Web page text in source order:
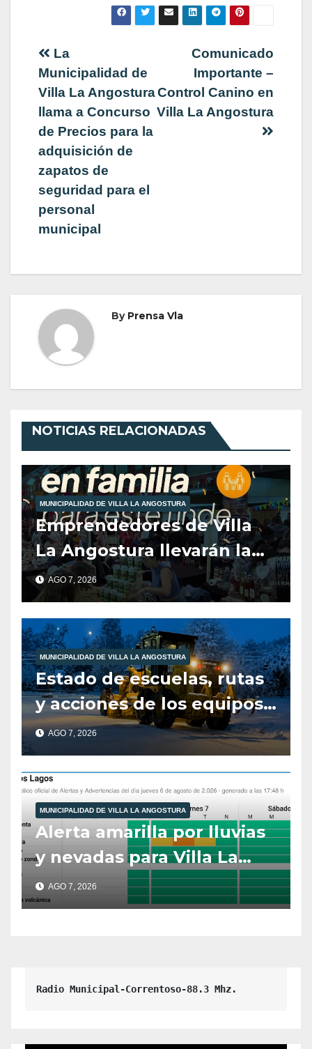
Navegación
de
entradas
Comunicado
Importante –
Control Canino en
Villa La Angostura
La
Municipalidad de
Villa La Angostura
llama a Concurso
de Precios para la
adquisición de
zapatos de
seguridad para el
personal
municipal
By Prensa Vla
NOTICIAS RELACIONADAS
MUNICIPALIDAD DE VILLA LA ANGOSTURA
Emprendedores de Villa
La Angostura llevarán la
producción local a Tienda
de Sabores.
AGO 7, 2026
MUNICIPALIDAD DE VILLA LA ANGOSTURA
Estado de escuelas, rutas
y acciones de los equipos
municipales – Villa La
Angostura – 7 de agosto –
10:00 hs
AGO 7, 2026
MUNICIPALIDAD DE VILLA LA ANGOSTURA
Alerta amarilla por lluvias
y nevadas para Villa La
Angostura.
AGO 7, 2026
Radio Municipal-Correntoso-88.3 Mhz.